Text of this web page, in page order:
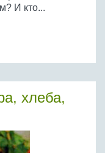
И кто...
хлеба,